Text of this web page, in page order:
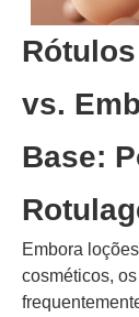
vs.
Base:
Embora
cosméticos,